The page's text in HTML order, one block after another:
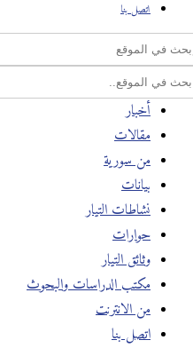
اتصل بنا
أخبار
مقالات
من سورية
بيانات
نشاطات التيار
حوارات
وثائق التيار
مكتب الدراسات والبحوث
من الانترنت
اتصل بنا